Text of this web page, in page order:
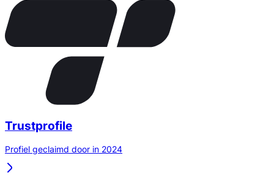
Trustprofile
Profiel geclaimd door in 2024